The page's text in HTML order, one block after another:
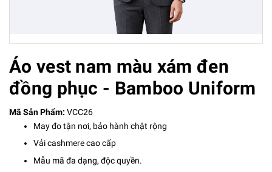
Áo vest nam màu xám đen
đồng phục - Bamboo Uniform
Mã Sản Phẩm: VCC26
May đo tận nơi, bảo hành chật rộng
Vải cashmere cao cấp
Mẫu mã đa dạng, độc quyền.